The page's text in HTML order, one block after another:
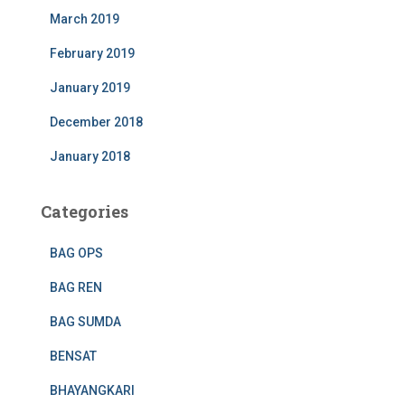
March 2019
February 2019
January 2019
December 2018
January 2018
Categories
BAG OPS
BAG REN
BAG SUMDA
BENSAT
BHAYANGKARI